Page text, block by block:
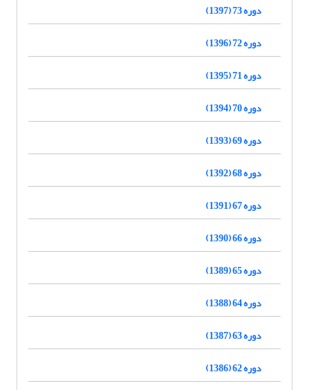
دوره 73 (1397)
دوره 72 (1396)
دوره 71 (1395)
دوره 70 (1394)
دوره 69 (1393)
دوره 68 (1392)
دوره 67 (1391)
دوره 66 (1390)
دوره 65 (1389)
دوره 64 (1388)
دوره 63 (1387)
دوره 62 (1386)